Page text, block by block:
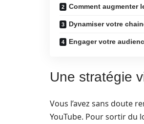
Comment augmenter
Dynamiser votre
Engager votre
Une stratégie
Vous l’avez sans doute
YouTube. Pour sortir du